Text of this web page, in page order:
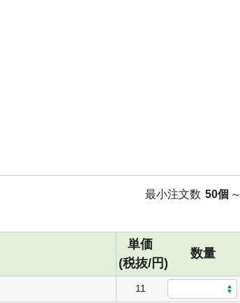
最小注文数 50個
単価
(税抜/円)
数量
11